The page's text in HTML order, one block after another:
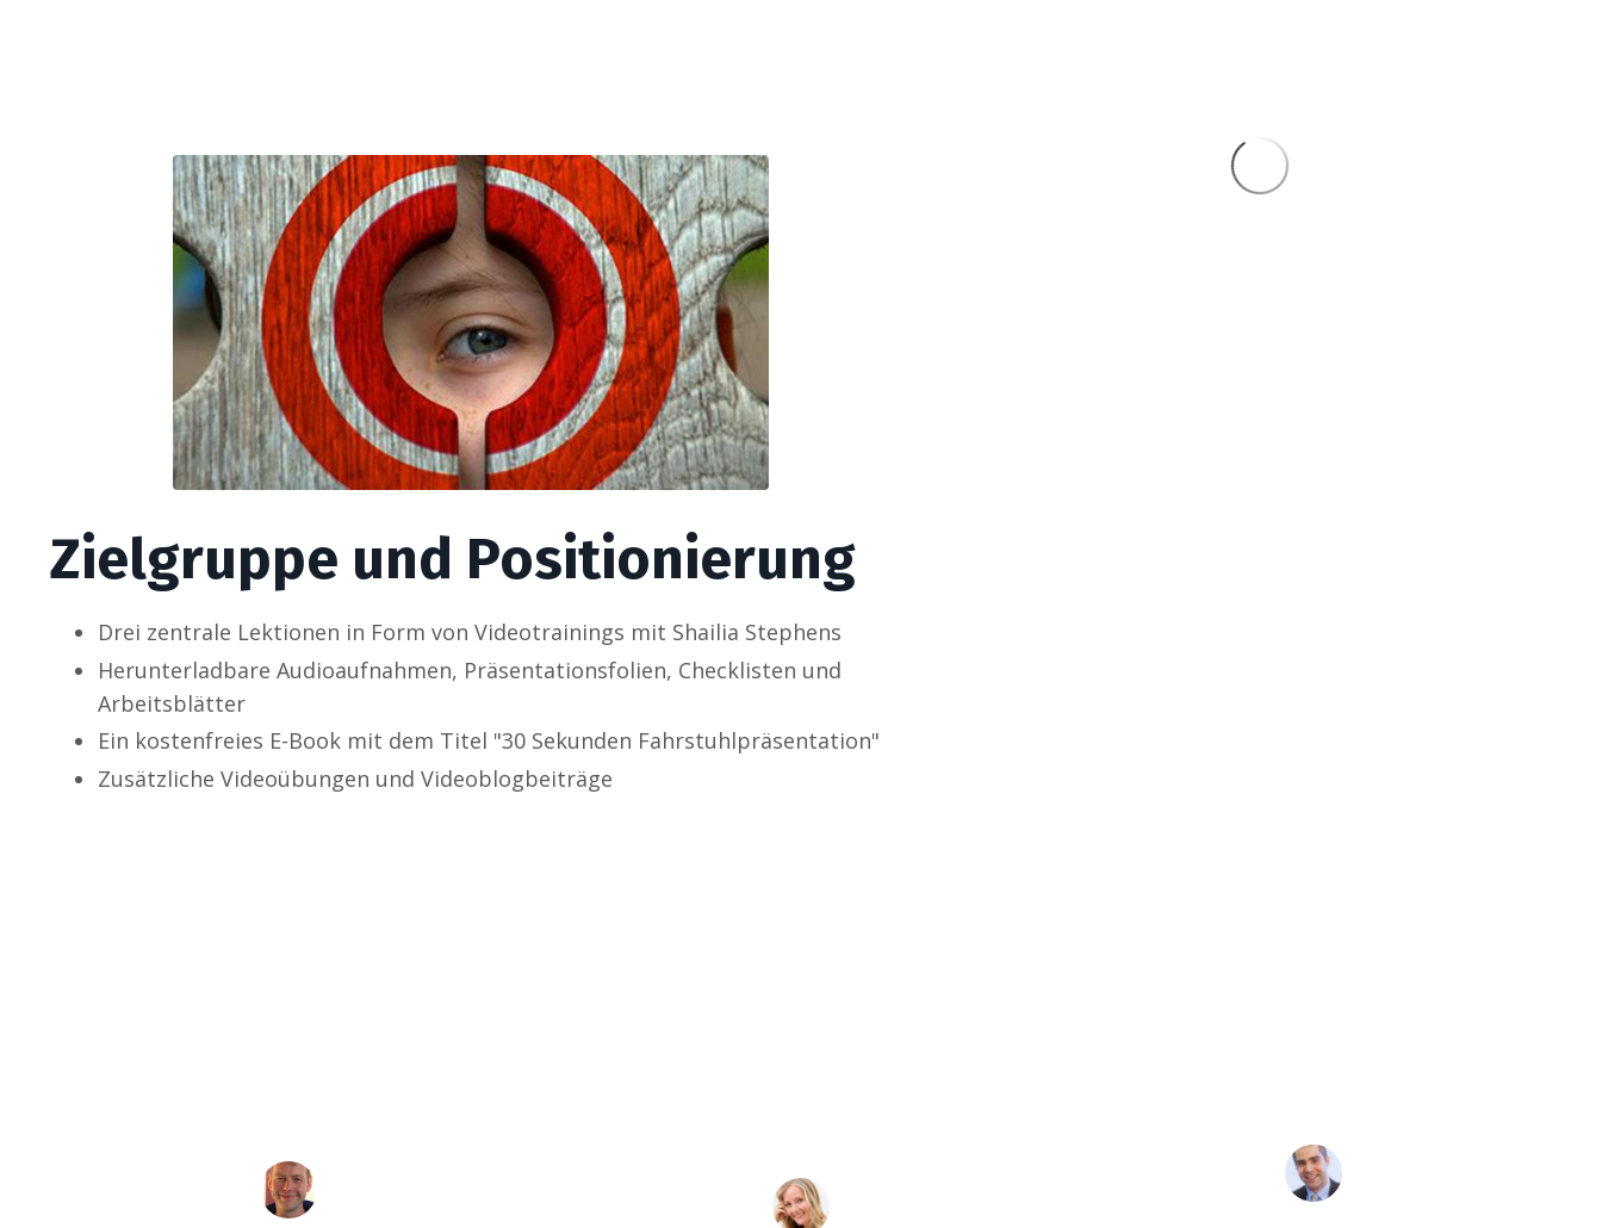
Zielgruppe und Positionierung
Drei zentrale Lektionen in Form von Videotrainings mit Shailia Stephens
Herunterladbare Audioaufnahmen, Präsentationsfolien, Checklisten und
Arbeitsblätter
Ein kostenfreies E-Book mit dem Titel "30 Sekunden Fahrstuhlpräsentation"
Zusätzliche Videoübungen und Videoblogbeiträge